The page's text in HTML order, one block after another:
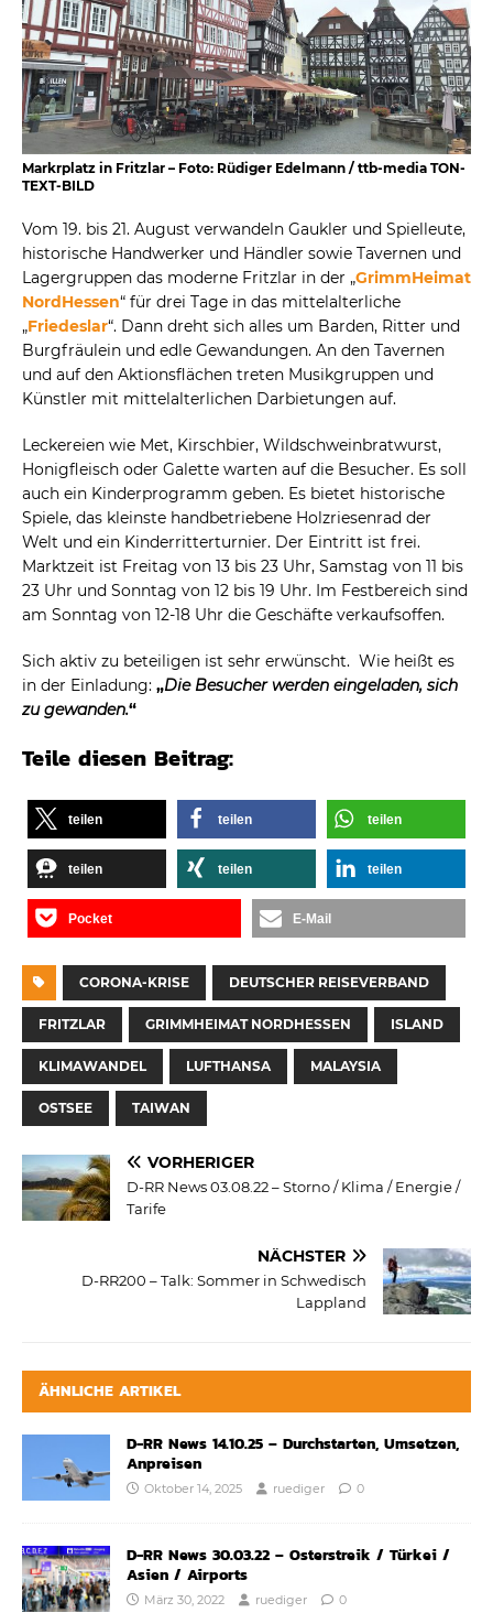
Markrplatz in Fritzlar – Foto: Rüdiger Edelmann / ttb-media TON-
TEXT-BILD
Vom 19. bis 21. August verwandeln Gaukler und Spielleute,
historische Handwerker und Händler sowie Tavernen und
Lagergruppen das moderne Fritzlar in der „GrimmHeimat
NordHessen“ für drei Tage in das mittelalterliche
„Friedeslar“. Dann dreht sich alles um Barden, Ritter und
Burgfräulein und edle Gewandungen. An den Tavernen
und auf den Aktionsflächen treten Musikgruppen und
Künstler mit mittelalterlichen Darbietungen auf.
Leckereien wie Met, Kirschbier, Wildschweinbratwurst,
Honigfleisch oder Galette warten auf die Besucher. Es soll
auch ein Kinderprogramm geben. Es bietet historische
Spiele, das kleinste handbetriebene Holzriesenrad der
Welt und ein Kinderritterturnier. Der Eintritt ist frei.
Marktzeit ist Freitag von 13 bis 23 Uhr, Samstag von 11 bis
23 Uhr und Sonntag von 12 bis 19 Uhr. Im Festbereich sind
am Sonntag von 12-18 Uhr die Geschäfte verkaufsoffen.
Sich aktiv zu beteiligen ist sehr erwünscht. Wie heißt es
in der Einladung: „Die Besucher werden eingeladen, sich
zu gewanden.“
Teile diesen Beitrag:
teilen teilen teilen
teilen teilen teilen
Pocket E-Mail
CORONA-KRISE DEUTSCHER REISEVERBAND
FRITZLAR GRIMMHEIMAT NORDHESSEN ISLAND
KLIMAWANDEL LUFTHANSA MALAYSIA
OSTSEE TAIWAN
VORHERIGER
D-RR News 03.08.22 – Storno / Klima / Energie /
Tarife
NÄCHSTER
D-RR200 – Talk: Sommer in Schwedisch
Lappland
ÄHNLICHE ARTIKEL
D-RR News 14.10.25 – Durchstarten, Umsetzen,
Anpreisen
Oktober 14, 2025 ruediger 0
D-RR News 30.03.22 – Osterstreik / Türkei /
Asien / Airports
März 30, 2022 ruediger 0